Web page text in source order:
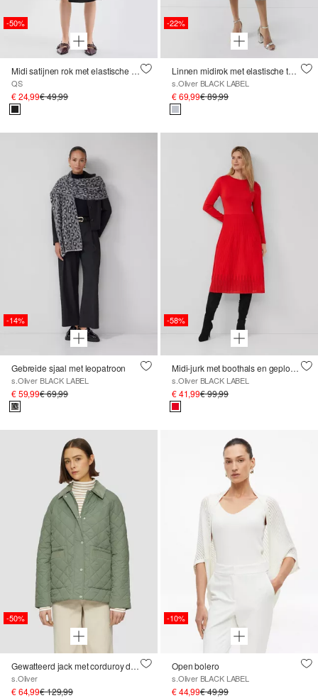
-50%
Midi satijnen rok met elastische band en uitlopende zoom
QS
€ 24,99€ 49,99
-22%
Linnen midirok met elastische tailleband
s.Oliver BLACK LABEL
€ 69,99€ 89,99
-14%
Gebreide sjaal met leopatroon
s.Oliver BLACK LABEL
€ 59,99€ 69,99
-58%
Midi-jurk met boothals en geplooid breisel
s.Oliver BLACK LABEL
€ 41,99€ 99,99
-50%
Gewatteerd jack met corduroy details
s.Oliver
€ 64,99€ 129,99
-10%
Open bolero
s.Oliver BLACK LABEL
€ 44,99€ 49,99